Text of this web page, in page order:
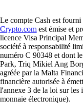
Le compte Cash est
Crypto.com est émise et
licence Visa Principal
société à responsabilité
numéro C 90348 et dont
Park, Triq Mikiel Ang
agréée par la Malta
financière autorisée à
l'annexe 3 de la loi sur les
monnaie électronique).